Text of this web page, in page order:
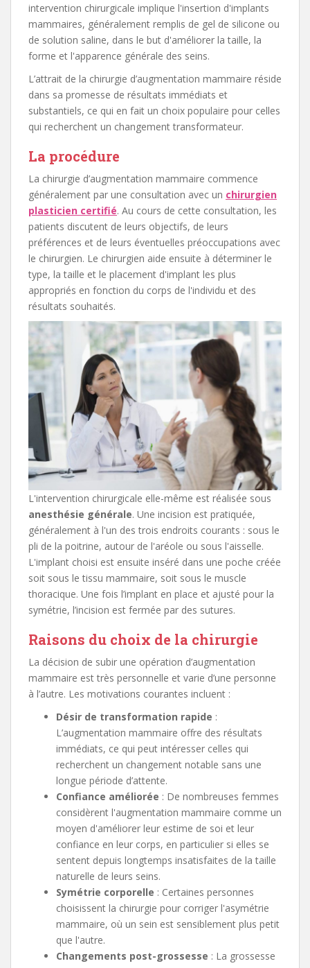
intervention chirurgicale implique l'insertion d'implants
mammaires, généralement remplis de gel de silicone ou
de solution saline, dans le but d'améliorer la taille, la
forme et l'apparence générale des seins.
L’attrait de la chirurgie d’augmentation mammaire réside
dans sa promesse de résultats immédiats et
substantiels, ce qui en fait un choix populaire pour celles
qui recherchent un changement transformateur.
La procédure
La chirurgie d’augmentation mammaire commence
généralement par une consultation avec un chirurgien
plasticien certifié. Au cours de cette consultation, les
patients discutent de leurs objectifs, de leurs
préférences et de leurs éventuelles préoccupations avec
le chirurgien. Le chirurgien aide ensuite à déterminer le
type, la taille et le placement d'implant les plus
appropriés en fonction du corps de l'individu et des
résultats souhaités.
L'intervention chirurgicale elle-même est réalisée sous
anesthésie générale. Une incision est pratiquée,
généralement à l'un des trois endroits courants : sous le
pli de la poitrine, autour de l'aréole ou sous l'aisselle.
L'implant choisi est ensuite inséré dans une poche créée
soit sous le tissu mammaire, soit sous le muscle
thoracique. Une fois l’implant en place et ajusté pour la
symétrie, l’incision est fermée par des sutures.
Raisons du choix de la chirurgie
La décision de subir une opération d’augmentation
mammaire est très personnelle et varie d’une personne
à l’autre. Les motivations courantes incluent :
Désir de transformation rapide :
L’augmentation mammaire offre des résultats
immédiats, ce qui peut intéresser celles qui
recherchent un changement notable sans une
longue période d’attente.
Confiance améliorée : De nombreuses femmes
considèrent l'augmentation mammaire comme un
moyen d'améliorer leur estime de soi et leur
confiance en leur corps, en particulier si elles se
sentent depuis longtemps insatisfaites de la taille
naturelle de leurs seins.
Symétrie corporelle : Certaines personnes
choisissent la chirurgie pour corriger l'asymétrie
mammaire, où un sein est sensiblement plus petit
que l'autre.
Changements post-grossesse : La grossesse